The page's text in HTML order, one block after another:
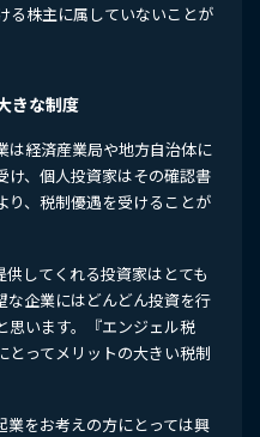
る株主に属していないことが
きな制度
は経済産業局や地方自治体に
け、個人投資家はその確認書
り、税制優遇を受けることが
してくれる投資家はとても
な企業にはどんどん投資を行
思います。『エンジェル税
ってメリットの大きい税制
をお考えの方にとっては興